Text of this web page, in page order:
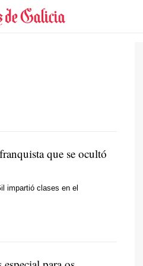
que se ocultó
impartió clases en el